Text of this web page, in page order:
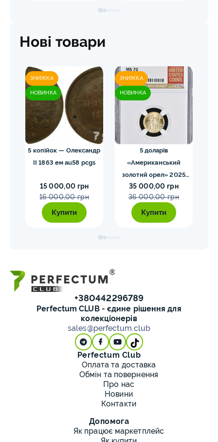
Нові товари
ЗНИЖКА
НОВИНКА
5 копійок — Олександр
II 1863 ем au58 pcgs
15 000,00 грн
16 000,00 грн
Купити
ЗНИЖКА
НОВИНКА
5 доларів
«Американський
золотий орел» 2025
MS70 NGC орел тип2
35 000,00 грн
36 000,00 грн
Купити
+380442296789
Perfectum CLUB - єдине рішення для
колекціонерів
sales@perfectum.club
Perfectum Club
Оплата та доставка
Обмін та повернення
Про нас
Новини
Контакти
Допомога
Як працює маркетплейс